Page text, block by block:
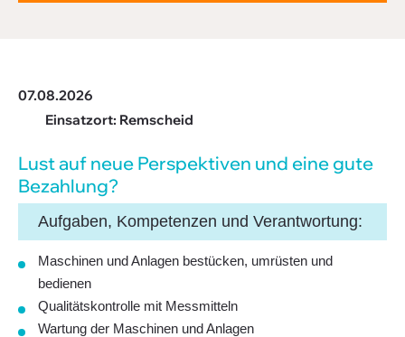
07.08.2026
Einsatzort: Remscheid
Lust auf neue Perspek­tiven und eine gute
Bezah­lung?
Aufgaben, Kompetenzen und Verantwortung:
Maschinen und Anlagen bestücken, umrüsten und
bedienen
Qualitätskontrolle mit Messmitteln
Wartung der Maschinen und Anlagen